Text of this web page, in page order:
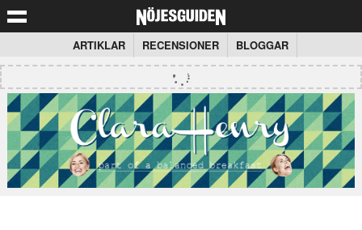
ARTIKLAR RECENSIONER BLOGGAR